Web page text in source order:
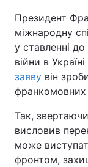
Президент
міжнародну
у ставленні
війни в
заяву він
франкомовних
Так,
висловив
може
фронтом,